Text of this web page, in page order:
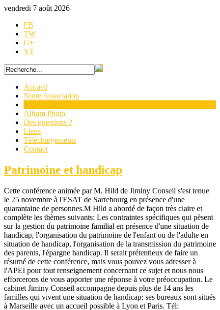
vendredi 7 août 2026
FB
TW
G+
YT
Accueil
Notre Association
Album Photo
Des questions ?
Liens
Téléchargements
Contact
Patrimoine et handicap
Cette conférence animée par M. Hild de Jiminy Conseil s'est tenue
le 25 novembre à l'ESAT de Sarrebourg en présence d'une
quarantaine de personnes.M Hild a abordé de façon très claire et
complète les thèmes suivants: Les contraintes spécifiques qui pèsent
sur la gestion du patrimoine familial en présence d'une situation de
handicap, l'organisation du patrimoine de l'enfant ou de l'adulte en
situation de handicap, l'organisation de la transmission du patrimoine
des parents, l'épargne handicap. Il serait prétentieux de faire un
résumé de cette conférence, mais vous pouvez vous adresser à
l'APEI pour tout renseignement concernant ce sujet et nous nous
efforcerons de vous apporter une réponse à votre préoccupation. Le
cabinet Jiminy Conseil accompagne depuis plus de 14 ans les
familles qui vivent une situation de handicap; ses bureaux sont situés
à Marseille avec un accueil possible à Lyon et Paris. Tél: